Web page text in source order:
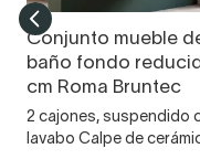
Conjunto mueble
baño fondo
cm Roma Bruntec
2 cajones, suspendido
lavabo Calpe de